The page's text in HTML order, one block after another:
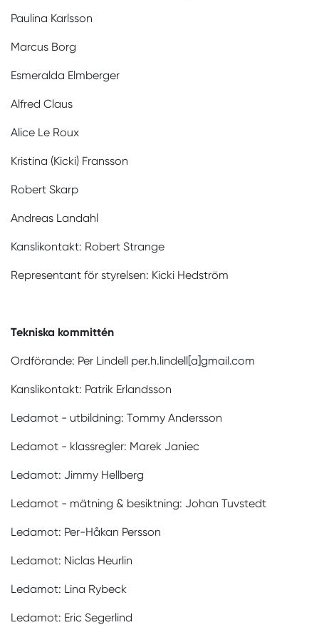
Paulina Karlsson
Marcus Borg
Esmeralda Elmberger
Alfred Claus
Alice Le Roux
Kristina (Kicki) Fransson
Robert Skarp
Andreas Landahl
Kanslikontakt: Robert Strange
Representant för styrelsen: Kicki Hedström
Tekniska kommittén
Ordförande: Per Lindell per.h.lindell[a]gmail.com
Kanslikontakt: Patrik Erlandsson
Ledamot - utbildning: Tommy Andersson
Ledamot - klassregler: Marek Janiec
Ledamot: Jimmy Hellberg
Ledamot - mätning & besiktning: Johan Tuvstedt
Ledamot: Per-Håkan Persson
Ledamot: Niclas Heurlin
Ledamot: Lina Rybeck
Ledamot: Eric Segerlind